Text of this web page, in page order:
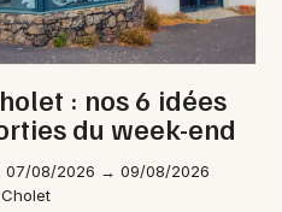
: nos 6 idées
du week-end
07/08/2026 → 09/08/2026
Cholet